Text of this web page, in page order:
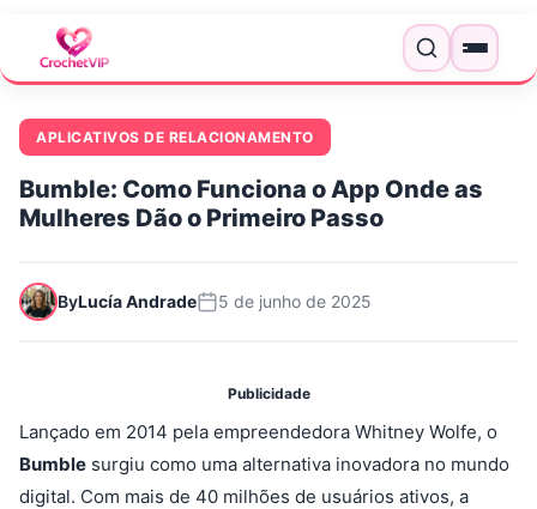
Menu
APLICATIVOS DE RELACIONAMENTO
Bumble: Como Funciona o App Onde as
Mulheres Dão o Primeiro Passo
ByLucía Andrade 5 de junho de 2025
Publicidade
Lançado em 2014 pela empreendedora Whitney Wolfe, o
Bumble surgiu como uma alternativa inovadora no mundo
digital. Com mais de 40 milhões de usuários ativos, a